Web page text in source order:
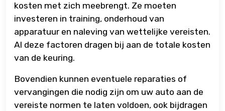
kosten met zich meebrengt. Ze moeten
investeren in training, onderhoud van
apparatuur en naleving van wettelijke vereisten.
Al deze factoren dragen bij aan de totale kosten
van de keuring.
Bovendien kunnen eventuele reparaties of
vervangingen die nodig zijn om uw auto aan de
vereiste normen te laten voldoen, ook bijdragen